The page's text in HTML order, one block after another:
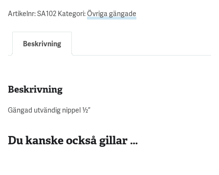
Artikelnr:SA102 Kategori:Övriga gängade
Beskrivning
Beskrivning
Gängad utvändig nippel ½”
Du kanske också gillar …